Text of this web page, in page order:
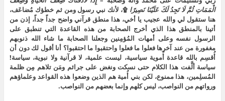
الْمَمَاتِ ثُمَّ لَا تَجِدُ لَكَ عَلَيْنَا نَصِيرًا ۩، لأنك نبي رسول ومن ثم خطؤك مُضاعَف،
هنا ستقول لي والله عجيب يا أخي، هذا منطق قرآني واضح جداً جداً، إذن من
أتينا بالمنطق هذا الذي أخرج الصحابة من هذه القاعدة التي تنطبق على
الرسول نفسه وعلى أمهات المُؤمِنين وجعلنا الصحابة ما شاء الله ذنوبهم
مغفورة من عند آخرها فعلوا ما فعلوا واحتقبوا ما احتقبوا؟ أنا أقول لك دون أن
أُقسِم بالله قاعدة أُموية سياسية، ليست علمية، لا قرآنية ولا نبوية، سياسة!
سياسة ألَّفت هذا الكلام حتى نسكت ونغض على جرائم ومَن تلاهم مِن ظلمة
المُسلِمين، هذا ممنوع، لكن بني أُمية هم الذين وضعوا هذه القواعد وعلماؤهم
ورواتهم من النواصب، ليس كلهم وإنما بعضهم من النواصب.